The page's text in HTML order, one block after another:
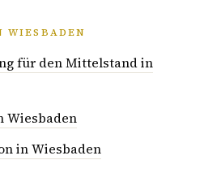
WIESBADEN
für den Mittelstand in
Wiesbaden
in Wiesbaden